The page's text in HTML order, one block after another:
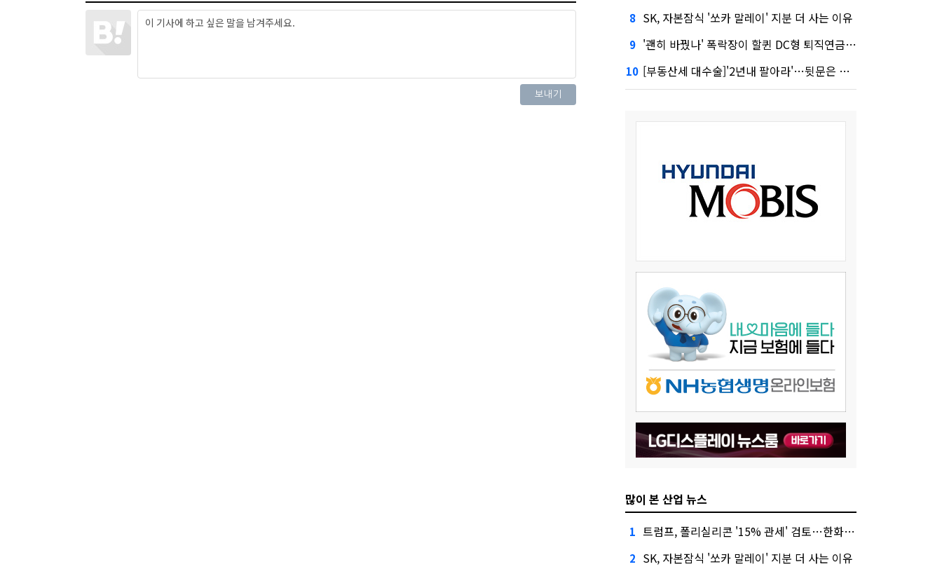
8 SK, 자본잠식 '쏘카 말레이' 지분 더 사는 이유
9 '괜히 바꿨나' 폭락장이 할퀸 DC형 퇴직연금…전문가 조언은
10 [부동산세 대수술]'2년내 팔아라'…뒷문은 열었다
많이 본 산업 뉴스
1 트럼프, 폴리실리콘 '15% 관세' 검토…한화큐셀·OCI 영향은?
2 SK, 자본잠식 '쏘카 말레이' 지분 더 사는 이유